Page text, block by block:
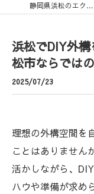
静岡県浜松のエクステリアなら有限会社エムビーズ
浜松でDIY外
松市ならでは
2025/07/23
理想の外構空間を
ことはありません
活かしながら、
ハウや準備が求め